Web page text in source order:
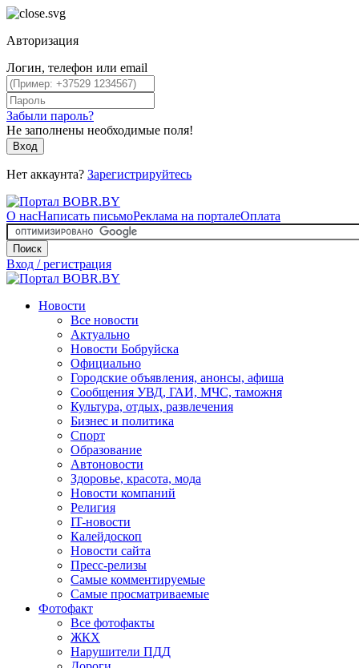
Авторизация
Логин, телефон или email
Забыли пароль?
Не заполнены необходимые поля!
Вход
Нет аккаунта? Зарегистрируйтесь
О насНаписать письмоРеклама на порталеОплата
Поиск
Вход / регистрация
Новости
Все новости
Актуально
Новости Бобруйска
Официально
Городские объявления, анонсы, афиша
Сообщения УВД, ГАИ, МЧС, таможня
Культура, отдых, развлечения
Бизнес и политика
Спорт
Образование
Автоновости
Здоровье, красота, мода
Новости компаний
Религия
IT-новости
Калейдоскоп
Новости сайта
Пресс-релизы
Самые комментируемые
Самые просматриваемые
Фотофакт
Все фотофакты
ЖКХ
Нарушители ПДД